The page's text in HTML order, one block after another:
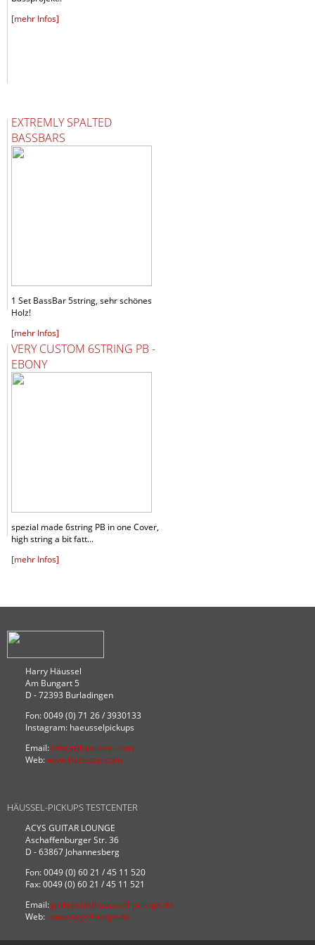
[mehr Infos]
EXTREMLY SPALTED
BASSBARS
1 Set BassBar 5string, sehr schönes
Holz!
[mehr Infos]
VERY CUSTOM 6STRING PB -
EBONY
spezial made 6string PB in one Cover,
high string a bit fatt...
[mehr Infos]
Harry Häussel
Am Bungart 5
D - 72393 Burladingen
Fon: 0049 (0) 71 26 / 3930133
Instagram: haeusselpickups
Email: info(at)haeussel.com
Web:www.haeussel.com
HÄUSSEL-PICKUPS TESTCENTER
ACYS GUITAR LOUNGE
Aschaffenburger Str. 36
D - 63867 Johannesberg
Fon: 0049 (0) 60 21 / 45 11 520
Fax: 0049 (0) 60 21 / 45 11 521
Email: pickups(at)haeussel-pickups.de
Web: www.acys-lounge.de